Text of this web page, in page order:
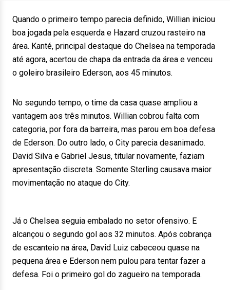
Quando o primeiro tempo parecia definido, Willian iniciou
boa jogada pela esquerda e Hazard cruzou rasteiro na
área. Kanté, principal destaque do Chelsea na temporada
até agora, acertou de chapa da entrada da área e venceu
o goleiro brasileiro Ederson, aos 45 minutos.
No segundo tempo, o time da casa quase ampliou a
vantagem aos três minutos. Willian cobrou falta com
categoria, por fora da barreira, mas parou em boa defesa
de Ederson. Do outro lado, o City parecia desanimado.
David Silva e Gabriel Jesus, titular novamente, faziam
apresentação discreta. Somente Sterling causava maior
movimentação no ataque do City.
Já o Chelsea seguia embalado no setor ofensivo. E
alcançou o segundo gol aos 32 minutos. Após cobrança
de escanteio na área, David Luiz cabeceou quase na
pequena área e Ederson nem pulou para tentar fazer a
defesa. Foi o primeiro gol do zagueiro na temporada.